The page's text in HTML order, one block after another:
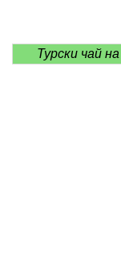
Турски чай